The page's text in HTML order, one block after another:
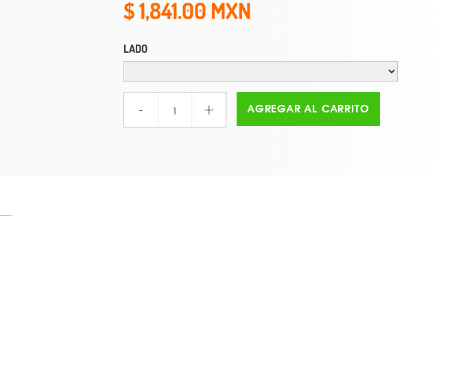
1,841.00
LADO
- + AGREGAR AL CARRITO